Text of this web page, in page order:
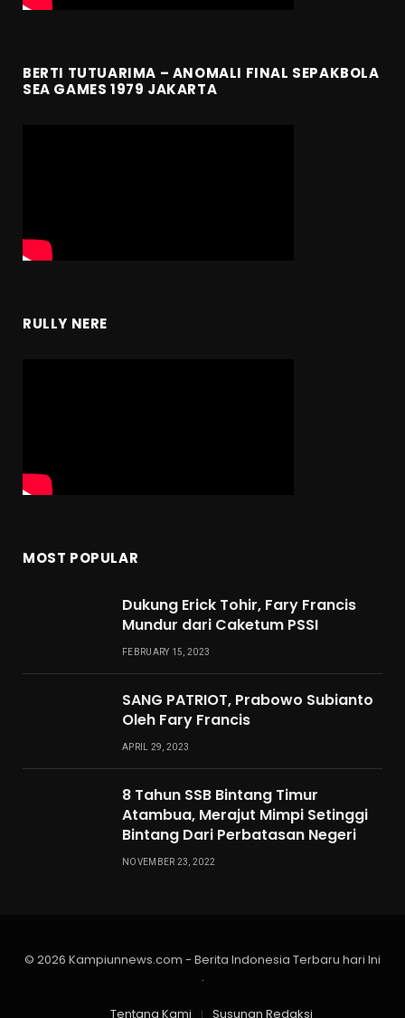
BERTI TUTUARIMA – ANOMALI FINAL SEPAKBOLA
SEA GAMES 1979 JAKARTA
RULLY NERE
MOST POPULAR
Dukung Erick Tohir, Fary Francis
Mundur dari Caketum PSSI
FEBRUARY 15, 2023
SANG PATRIOT, Prabowo Subianto
Oleh Fary Francis
APRIL 29, 2023
8 Tahun SSB Bintang Timur
Atambua, Merajut Mimpi Setinggi
Bintang Dari Perbatasan Negeri
NOVEMBER 23, 2022
© 2026 Kampiunnews.com - Berita Indonesia Terbaru hari Ini
.
Tentang Kami Susunan Redaksi